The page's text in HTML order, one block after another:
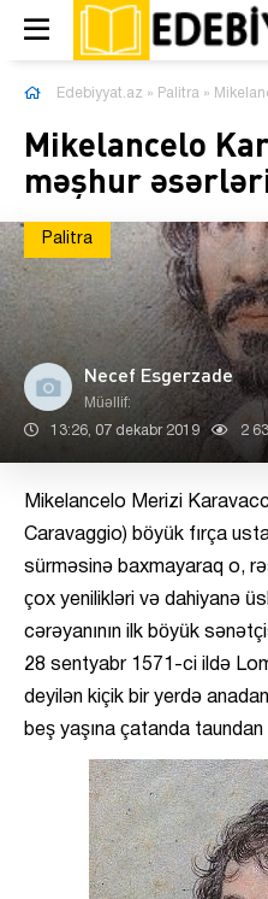
Edebiyyat.az » Palitra »
Mikelancelo
məşhur
Palitra
Necef Esgerzade
Müəllif:
13:26, 07 dekabr 2019 2
Mikelancelo Merizi
Caravaggio) böyük fırça
sürməsinə baxmayaraq o,
çox yenilikləri və dahiyanə
cərəyanının ilk böyük
28 sentyabr 1571-ci ildə
deyilən kiçik bir yerdə
beş yaşına çatanda taundan